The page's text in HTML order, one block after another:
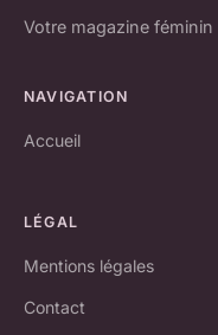
Votre magazine
NAVIGATION
Accueil
LÉGAL
Mentions légales
Contact